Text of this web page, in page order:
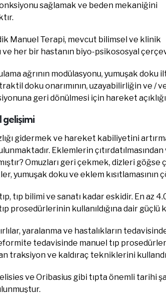
sağlamak ve beden mekaniğini
Manuel Terapi, mevcut bilimsel ve klinik
ve her bir hastanın biyo-psikososyal
ağrının modülasyonu, yumuşak doku
doku onarımının, uzayabilirliğin ve /
geri dönülmesi için hareket
gelişimi
gidermek ve hareket kabiliyetini
Eklemlerin
Omuzları geri çekmek, dizleri
yumuşak doku ve eklem kısıtlamasının
tıp bilimi ve sanatı kadar eskidir. En az
prosedürlerinin kullanıldığına dair güçlü
yaralanma ve hastalıkların
tedavisinde manuel tıp
traksiyon ve kaldıraç tekniklerini
ve Oribasius gibi tıpta önemli tarihi